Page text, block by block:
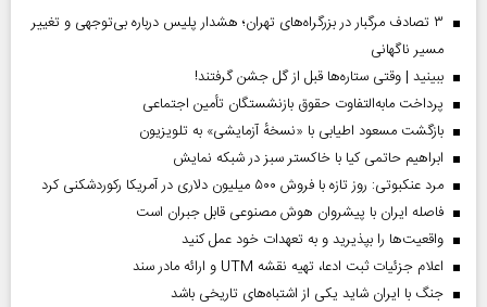
۳ تصادف مرگبار در بزرگراه‌های تهران؛ هشدار پلیس درباره بی‌توجهی و تغییر
مسیر ناگهانی
ببینید | وقتی ستاره‌ها قبل از گل جشن گرفتند!
پرداخت مابه‌التفاوت حقوق بازنشستگان تأمین اجتماعی
بازگشت مسعود اطیابی با «نسخهٔ آزمایشی» به تلویزیون
ابراهیم حاتمی کیا با خاکستر سبز در شبکه نمایش
مرد عنکبوتی: روز تازه با فروش ۵۰۰ میلیون دلاری در آمریکا رکوردشکنی کرد
فاصله ایران با پیشرو‌ان هوش مصنوعی قابل جبران است
واقعیت‌ها را بپذیرید و به تعهدات خود عمل کنید
اعلام جزئیات ثبت ادعا، تهیه نقشه UTM و ارائه مادر سند
جنگ با ایران شاید یکی از اشتباه‌های تاریخی باشد